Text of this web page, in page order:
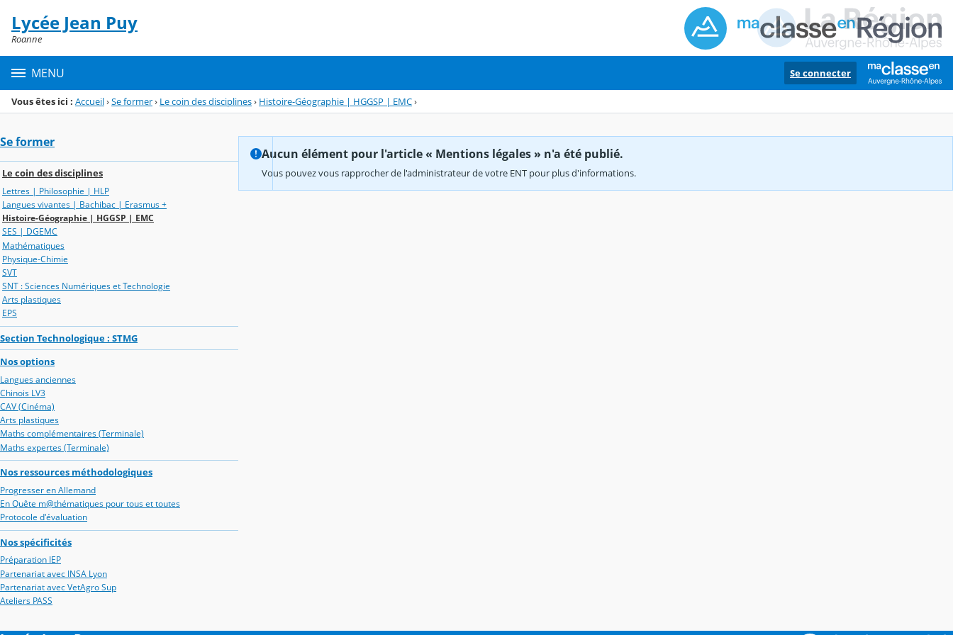
Menu de la rubrique
Contenu
Lycée Jean Puy
Roanne
MENU Se connecter
Vous êtes ici : Accueil›Se former› Le coin des disciplines› Histoire-Géographie | HGGSP | EMC›
Se former
Le coin des disciplines
Lettres | Philosophie | HLP
Langues vivantes | Bachibac | Erasmus +
Histoire-Géographie | HGGSP | EMC
SES | DGEMC
Mathématiques
Physique-Chimie
SVT
SNT : Sciences Numériques et Technologie
Arts plastiques
EPS
Section Technologique : STMG
Nos options
Langues anciennes
Chinois LV3
CAV (Cinéma)
Arts plastiques
Maths complémentaires (Terminale)
Maths expertes (Terminale)
Nos ressources méthodologiques
Progresser en Allemand
En Quête m@thématiques pour tous et toutes
Protocole d'évaluation
Nos spécificités
Préparation IEP
Partenariat avec INSA Lyon
Partenariat avec VetAgro Sup
Ateliers PASS
Aucun élément pour l'article « Mentions légales » n'a été publié.
Vous pouvez vous rapprocher de l'administrateur de votre ENT pour plus d'informations.